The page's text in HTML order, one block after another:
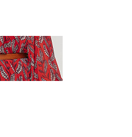
В наличии